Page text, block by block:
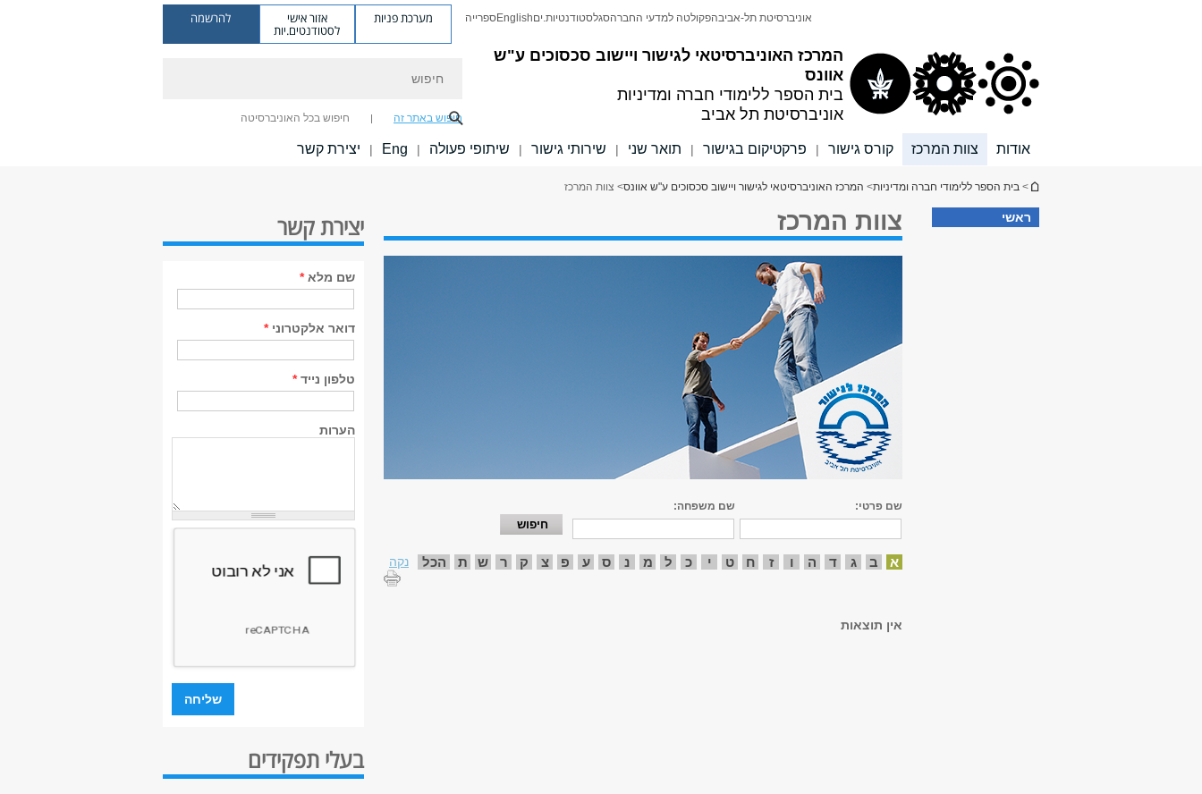
המרכז האוניברסיטאי לגישור ויישוב סכסוכים ע"ש
אוונס
בית הספר ללימודי חברה ומדיניות
אוניברסיטת תל אביב
אוניברסיטת תל-אביבהפקולטה למדעי החברהסגלסטודנטיות.יםEnglishספרייה מערכת פניות אזור אישי
לסטודנטים.יות
להרשמה
חיפוש באתר זה חיפוש בכל האוניברסיטה
אודות צוות המרכז קורס גישור | פרקטיקום בגישור | תואר שני | שירותי גישור | שיתופי פעולה |
Eng
| יצירת קשר
הינך נמצא כאן
> בית הספר ללימודי חברה ומדיניות> המרכז האוניברסיטאי לגישור ויישוב סכסוכים ע"ש אוונס> צוות המרכז
ראשי צוות המרכז
שם פרטי: שם משפחה:
א ב ג ד ה ו ז ח ט י כ ל מ נ ס ע פ צ ק ר ש ת הכל נקה
אין תוצאות
יצירת קשר
שם מלא*
דואר אלקטרוני*
טלפון נייד*
הערות
בעלי תפקידים